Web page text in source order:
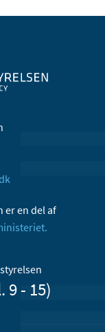
er en del af
9 - 15)